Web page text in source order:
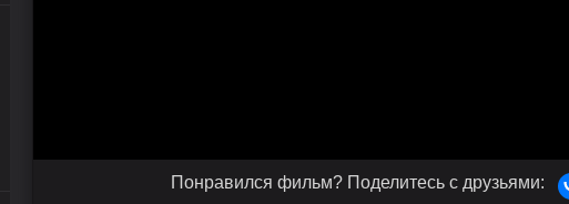
Понравился фильм? Поделитесь с друзьями: